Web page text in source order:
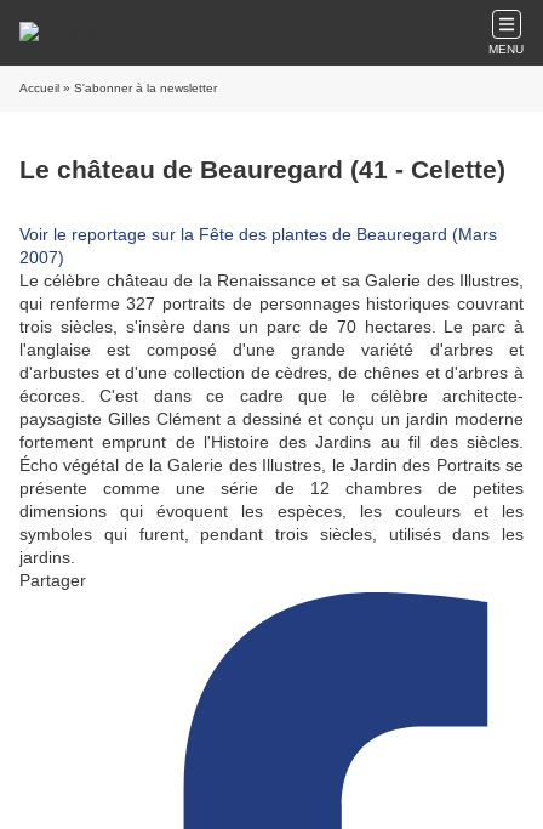
MENU
Accueil » S'abonner à la newsletter
Le château de Beauregard (41 - Celette)
Voir le reportage sur la Fête des plantes de Beauregard (Mars
2007)
Le célèbre château de la Renaissance et sa Galerie des Illustres,
qui renferme 327 portraits de personnages historiques couvrant
trois siècles, s'insère dans un parc de 70 hectares. Le parc à
l'anglaise est composé d'une grande variété d'arbres et
d'arbustes et d'une collection de cèdres, de chênes et d'arbres à
écorces. C'est dans ce cadre que le célèbre architecte-
paysagiste Gilles Clément a dessiné et conçu un jardin moderne
fortement emprunt de l'Histoire des Jardins au fil des siècles.
Écho végétal de la Galerie des Illustres, le Jardin des Portraits se
présente comme une série de 12 chambres de petites
dimensions qui évoquent les espèces, les couleurs et les
symboles qui furent, pendant trois siècles, utilisés dans les
jardins.
Partager